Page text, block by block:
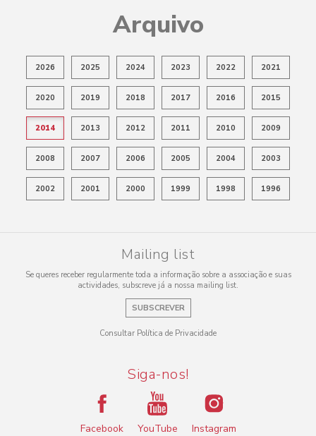
Arquivo
2026 2025 2024 2023 2022 2021
2020 2019 2018 2017 2016 2015
2014 2013 2012 2011 2010 2009
2008 2007 2006 2005 2004 2003
2002 2001 2000 1999 1998 1996
Mailing list
Se queres receber regularmente toda a informação sobre a associação e suas
actividades, subscreve já a nossa mailing list.
SUBSCREVER
Consultar Política de Privacidade
Siga-nos!
Facebook YouTube Instagram